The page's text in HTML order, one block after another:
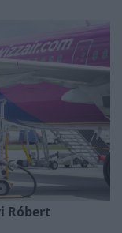
Róbert